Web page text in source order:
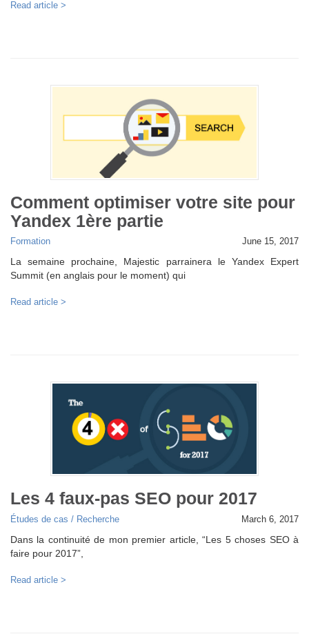
Read article >
Comment optimiser votre site pour
Yandex 1ère partie
Formation June 15, 2017
La semaine prochaine, Majestic parrainera le Yandex Expert
Summit (en anglais pour le moment) qui
Read article >
Les 4 faux-pas SEO pour 2017
Études de cas / Recherche March 6, 2017
Dans la continuité de mon premier article, “Les 5 choses SEO à
faire pour 2017”,
Read article >